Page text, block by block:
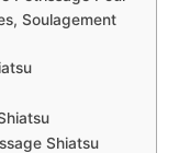
Soulagement
Shiatsu